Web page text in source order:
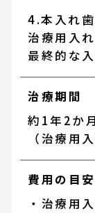
4.本入れ
治療用入
最終的な
治療期間
約1年2か月
（治療用
費用の目安
・治療用